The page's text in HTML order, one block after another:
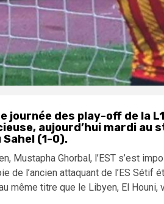
journée des play-off de la
aujourd’hui mardi au
Sahel (1-0).
Mustapha Ghorbal, l’EST s’est
de l’ancien attaquant de l’ES Sétif
même titre que le Libyen, El Houni,